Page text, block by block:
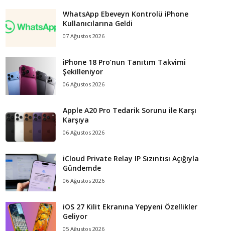
WhatsApp Ebeveyn Kontrolü iPhone
Kullanıcılarına Geldi
07 Ağustos 2026
iPhone 18 Pro’nun Tanıtım Takvimi
Şekilleniyor
06 Ağustos 2026
Apple A20 Pro Tedarik Sorunu ile Karşı
Karşıya
06 Ağustos 2026
iCloud Private Relay IP Sızıntısı Açığıyla
Gündemde
06 Ağustos 2026
iOS 27 Kilit Ekranına Yepyeni Özellikler
Geliyor
05 Ağustos 2026